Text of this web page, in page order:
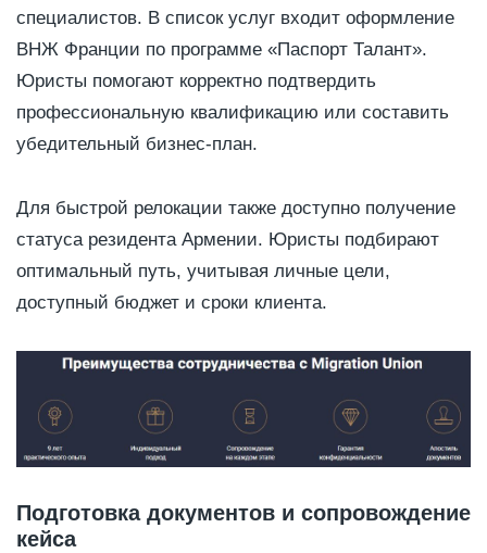
специалистов. В список услуг входит оформление
ВНЖ Франции по программе «Паспорт Талант».
Юристы помогают корректно подтвердить
профессиональную квалификацию или составить
убедительный бизнес-план.
Для быстрой релокации также доступно получение
статуса резидента Армении. Юристы подбирают
оптимальный путь, учитывая личные цели,
доступный бюджет и сроки клиента.
Подготовка документов и сопровождение
кейса